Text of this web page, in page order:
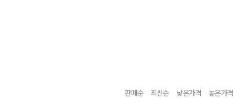
판매순 최신순 낮은가격 높은가격